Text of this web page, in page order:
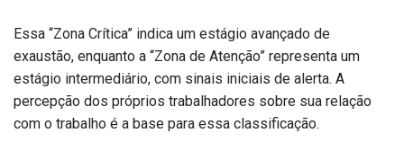
Essa “Zona Crítica” indica um estágio avançado de
exaustão, enquanto a “Zona de Atenção” representa um
estágio intermediário, com sinais iniciais de alerta. A
percepção dos próprios trabalhadores sobre sua relação
com o trabalho é a base para essa classificação.